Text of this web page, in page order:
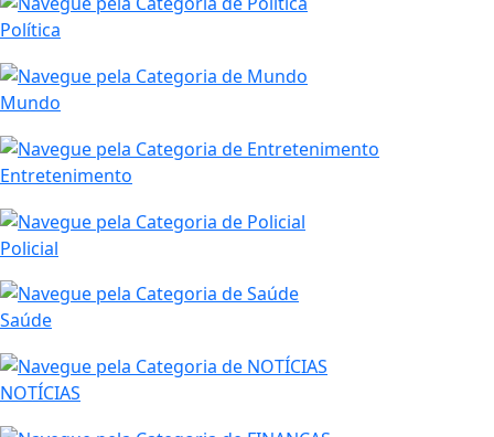
Política
Mundo
Entretenimento
Policial
Saúde
NOTÍCIAS